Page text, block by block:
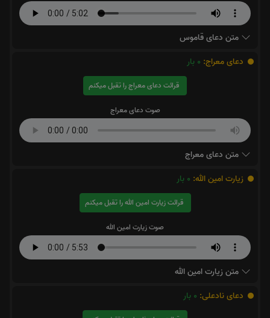
متن دعای قاموس
دعای معراج: 0 بار
قرائت دعای معراج را تقبل میکنم
صوت دعای معراج
متن دعای معراج
زیارت امین الله: 0 بار
قرائت زیارت امین الله را تقبل میکنم
صوت زیارت امین الله
متن زیارت امین الله
دعای نادعلی: 0 بار